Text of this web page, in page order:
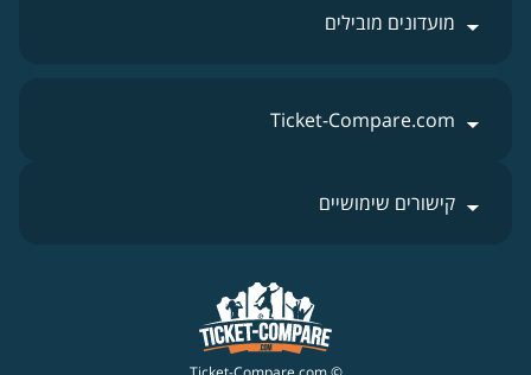
מועדונים מובילים
Ticket-Compare.com
קישורים שימושיים